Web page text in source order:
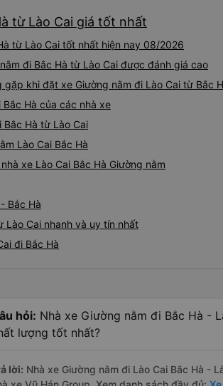
từ Lào Cai giá tốt nhất
từ Lào Cai tốt nhất hiện nay 08/2026
đi Bắc Hà từ Lào Cai được đánh giá cao
khi đặt xe Giường nằm đi Lào Cai từ Bắc
Hà của các nhà xe
Hà từ Lào Cai
Lào Cai Bắc Hà
xe Lào Cai Bắc Hà Giường nằm
Bắc Hà
Lào Cai nhanh và uy tín nhất
đi Bắc Hà
hỏi: Nhà xe Giường nằm đi Bắc Hà -
lượng tốt nhất?
lời: Nhà xe Giường nằm đi Lào Cai Bắc Hà -